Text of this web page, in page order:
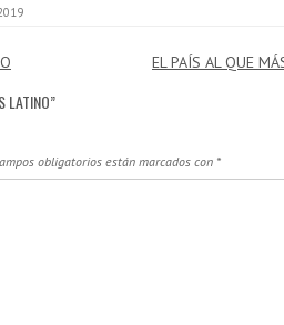
EL PAÍS AL QUE
LATINO”
obligatorios están marcados con *